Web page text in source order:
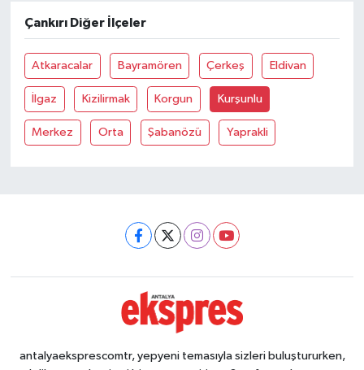
Çankırı Diğer İlçeler
Atkaracalar Bayramören Çerkeş Eldivan
İlgaz Kizilirmak Korgun Kurşunlu
Merkez Orta Şabanözü Yaprakli
antalyaeksprescomtr, yepyeni temasıyla sizleri buluştururken,